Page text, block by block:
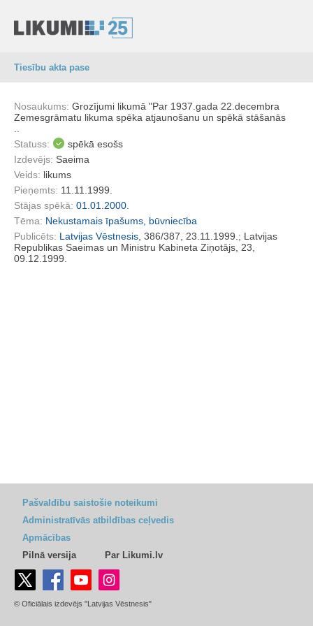
Tiesību akta pase
Nosaukums: Grozījumi likumā "Par 1937.gada 22.decembra
Zemesgrāmatu likuma spēka atjaunošanu un spēkā stāšanās
Statuss:
spēkā esošs
Izdevējs: Saeima
Veids: likums
Pieņemts: 11.11.1999.
Stājas spēkā: 01.01.2000.
Tēma: Nekustamais īpašums, būvniecība
Publicēts: Latvijas Vēstnesis , 386/387, 23.11.1999.; Latvijas
Republikas Saeimas un Ministru Kabineta Ziņotājs, 23,
09.12.1999.
Pašvaldību saistošie noteikumi
Administratīvās atbildības ceļvedis
Apmācības
Pilnā versija
Par Likumi.lv
© Oficiālais izdevējs "Latvijas Vēstnesis"